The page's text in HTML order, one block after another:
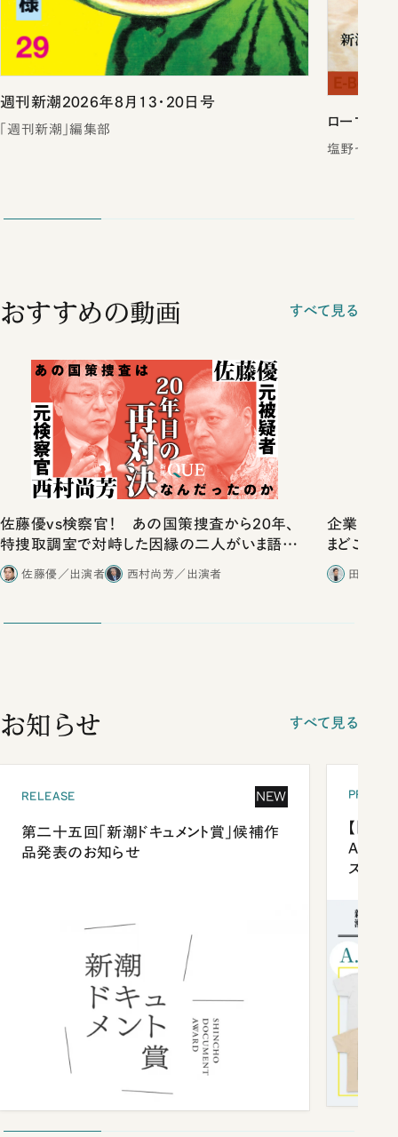
週刊新潮2026年8月13・20日号
「週刊新潮」編集部
ローマは
塩野七生／
おすすめの動画 すべて見る
佐藤優vs検察官！ あの国策捜査から20年、
特捜取調室で対峙した因縁の二人がいま語り
合ったこと
佐藤優／出演者 西村尚芳／出演者
企業だけ
まどこに
田内学
お知らせ すべて見る
RELEASE NEW
第二十五回「新潮ドキュメント賞」候補作
品発表のお知らせ
【「新
ズプレ